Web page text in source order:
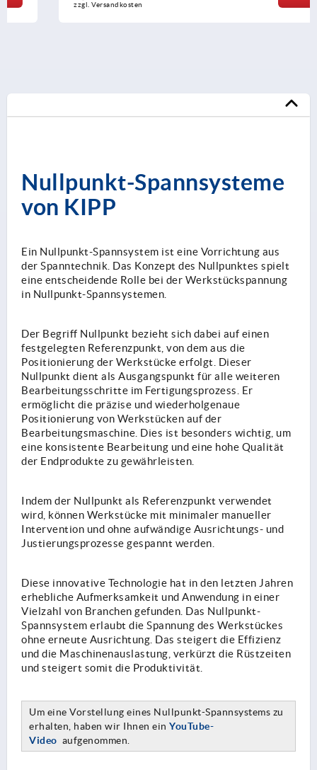
zzgl. Versandkosten
Nullpunkt-Spannsysteme
von KIPP
Ein Nullpunkt-Spannsystem ist eine Vorrichtung aus
der Spanntechnik. Das Konzept des Nullpunktes spielt
eine entscheidende Rolle bei der Werkstückspannung
in Nullpunkt-Spannsystemen.
Der Begriff Nullpunkt bezieht sich dabei auf einen
festgelegten Referenzpunkt, von dem aus die
Positionierung der Werkstücke erfolgt. Dieser
Nullpunkt dient als Ausgangspunkt für alle weiteren
Bearbeitungsschritte im Fertigungsprozess. Er
ermöglicht die präzise und wiederholgenaue
Positionierung von Werkstücken auf der
Bearbeitungsmaschine. Dies ist besonders wichtig, um
eine konsistente Bearbeitung und eine hohe Qualität
der Endprodukte zu gewährleisten.
Indem der Nullpunkt als Referenzpunkt verwendet
wird, können Werkstücke mit minimaler manueller
Intervention und ohne aufwändige Ausrichtungs- und
Justierungsprozesse gespannt werden.
Diese innovative Technologie hat in den letzten Jahren
erhebliche Aufmerksamkeit und Anwendung in einer
Vielzahl von Branchen gefunden. Das Nullpunkt-
Spannsystem erlaubt die Spannung des Werkstückes
ohne erneute Ausrichtung. Das steigert die Effizienz
und die Maschinenauslastung, verkürzt die Rüstzeiten
und steigert somit die Produktivität.
Um eine Vorstellung eines Nullpunkt-Spannsystems zu
erhalten, haben wir Ihnen ein YouTube-
Video aufgenommen.